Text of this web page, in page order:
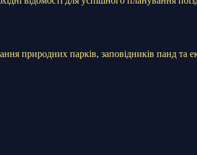
природних парків, заповідників панд та